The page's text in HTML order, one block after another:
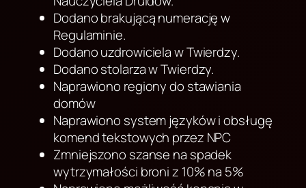
Dodano brakującą numerację w
Regulaminie.
Dodano uzdrowiciela w Twierdzy.
Dodano stolarza w Twierdzy.
Naprawiono regiony do stawiania
domów
Naprawiono system języków i obsługę
komend tekstowych przez NPC
Zmniejszono szanse na spadek
wytrzymałości broni z 10% na 5%